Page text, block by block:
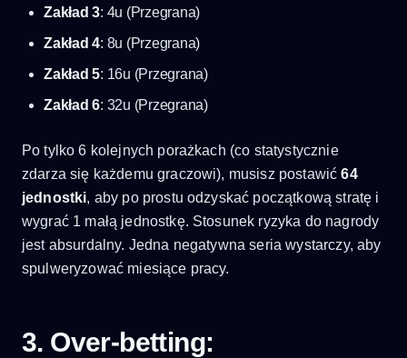
Zakład 3: 4u (Przegrana)
Zakład 4: 8u (Przegrana)
Zakład 5: 16u (Przegrana)
Zakład 6: 32u (Przegrana)
Po tylko 6 kolejnych porażkach (co statystycznie
zdarza się każdemu graczowi), musisz postawić64
jednostki, aby po prostu odzyskać początkową stratę i
wygrać 1 małą jednostkę. Stosunek ryzyka do nagrody
jest absurdalny. Jedna negatywna seria wystarczy, aby
spulweryzować miesiące pracy.
3. Over-betting: